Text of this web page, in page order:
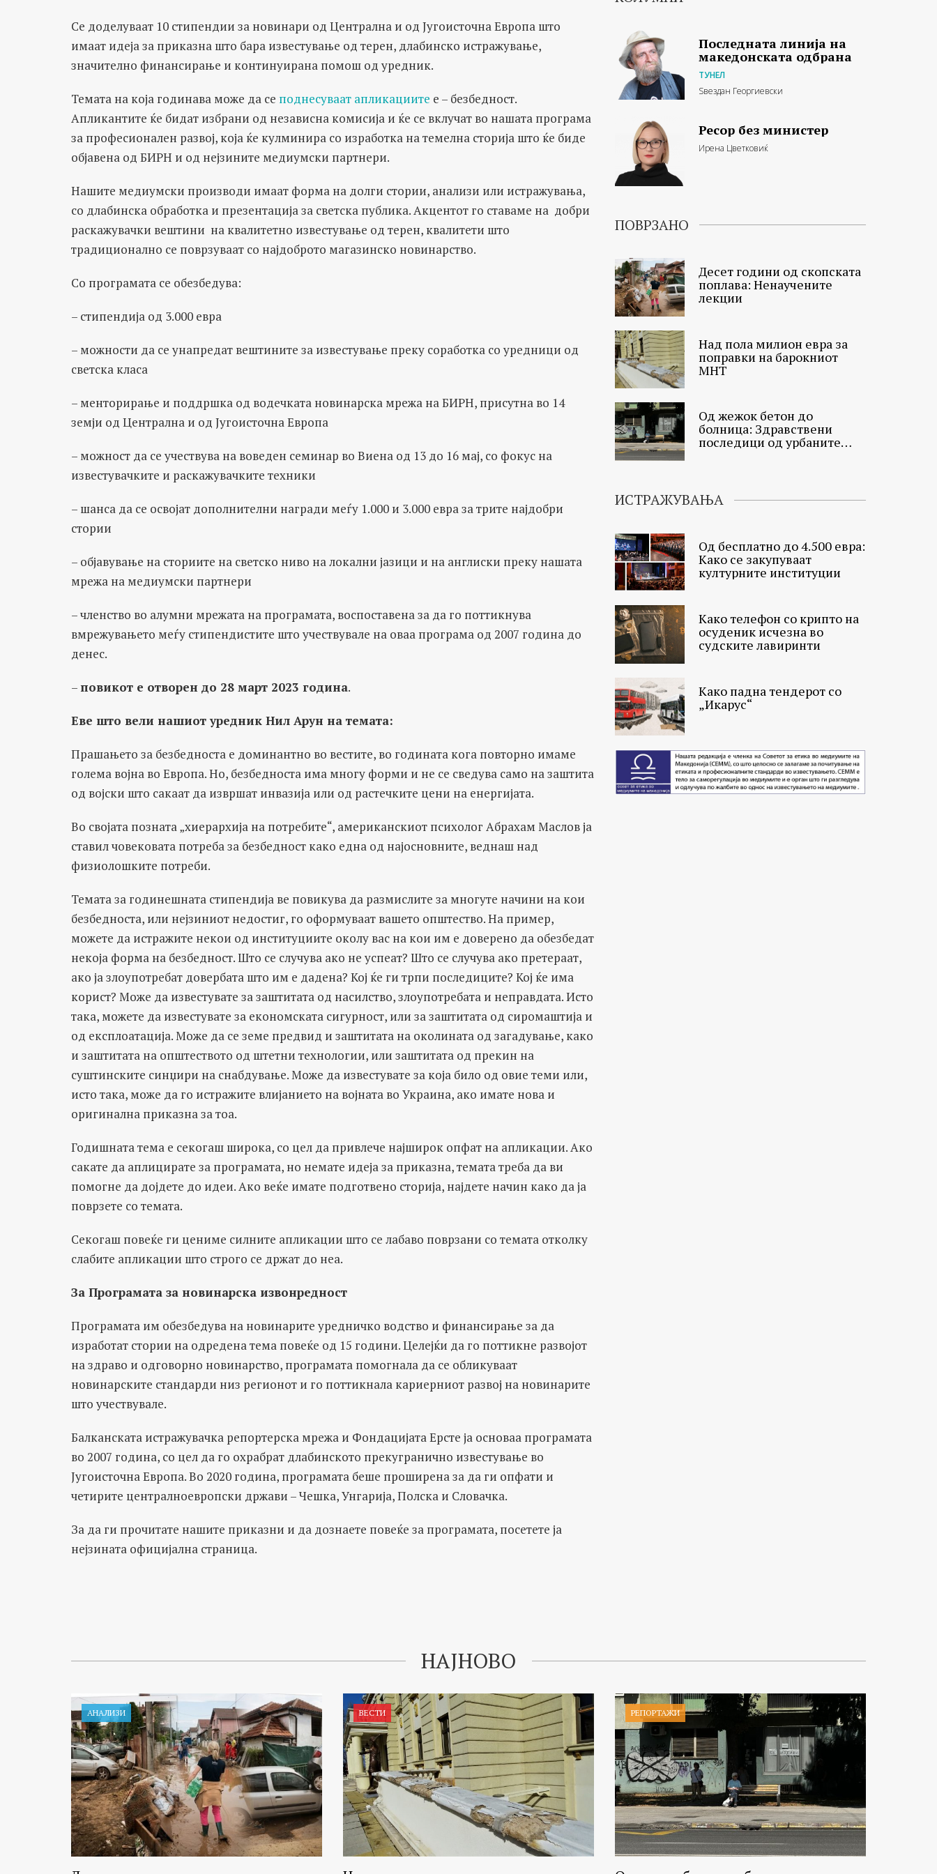
Се доделуваат 10 стипендии за новинари од Централна и од Југоисточна Европа што
имаат идеја за приказна што бара известување од терен, длабинско истражување,
значително финансирање и континуирана помош од уредник.
Темата на која годинава може да се поднесуваат апликациите е – безбедност.
Апликантите ќе бидат избрани од независна комисија и ќе се вклучат во нашата програма
за професионален развој, која ќе кулминира со изработка на темелна сторија што ќе биде
објавена од БИРН и од нејзините медиумски партнери.
Нашите медиумски производи имаат форма на долги стории, анализи или истражувања,
со длабинска обработка и презентација за светска публика. Акцентот го ставаме на добри
раскажувачки вештини на квалитетно известување од терен, квалитети што
традиционално се поврзуваат со најдоброто магазинско новинарство.
Со програмата се обезбедува:
– стипендија од 3.000 евра
– можности да се унапредат вештините за известување преку соработка со уредници од
светска класа
– менторирање и поддршка од водечката новинарска мрежа на БИРН, присутна во 14
земји од Централна и од Југоисточна Европа
– можност да се учествува на воведен семинар во Виена од 13 до 16 мај, со фокус на
известувачките и раскажувачките техники
– шанса да се освојат дополнителни награди меѓу 1.000 и 3.000 евра за трите најдобри
стории
– објавување на сториите на светско ниво на локални јазици и на англиски преку нашата
мрежа на медиумски партнери
– членство во алумни мрежата на програмата, воспоставена за да го поттикнува
вмрежувањето меѓу стипендистите што учествувале на оваа програма од 2007 година до
денес.
– повикот е отворен до 28 март 2023 година.
Еве што вели нашиот уредник Нил Арун на темата:
Прашањето за безбедноста е доминантно во вестите, во годината кога повторно имаме
голема војна во Европа. Но, безбедноста има многу форми и не се сведува само на заштита
од војски што сакаат да извршат инвазија или од растечките цени на енергијата.
Во својата позната „хиерархија на потребите“, американскиот психолог Абрахам Маслов ја
ставил човековата потреба за безбедност како една од најосновните, веднаш над
физиолошките потреби.
Темата за годинешната стипендија ве повикува да размислите за многуте начини на кои
безбедноста, или нејзиниот недостиг, го оформуваат вашето општество. На пример,
можете да истражите некои од институциите околу вас на кои им е доверено да обезбедат
некоја форма на безбедност. Што се случува ако не успеат? Што се случува ако претераат,
ако ја злоупотребат довербата што им е дадена? Кој ќе ги трпи последиците? Кој ќе има
корист? Може да известувате за заштитата од насилство, злоупотребата и неправдата. Исто
така, можете да известувате за економската сигурност, или за заштитата од сиромаштија и
од експлоатација. Може да се земе предвид и заштитата на околината од загадување, како
и заштитата на општеството од штетни технологии, или заштитата од прекин на
суштинските синџири на снабдување. Може да известувате за која било од овие теми или,
исто така, може да го истражите влијанието на војната во Украина, ако имате нова и
оригинална приказна за тоа.
Годишната тема е секогаш широка, со цел да привлече најширок опфат на апликации. Ако
сакате да аплицирате за програмата, но немате идеја за приказна, темата треба да ви
помогне да дојдете до идеи. Ако веќе имате подготвено сторија, најдете начин како да ја
поврзете со темата.
Секогаш повеќе ги цениме силните апликации што се лабаво поврзани со темата отколку
слабите апликации што строго се држат до неа.
За Програмата за новинарска извонредност
Програмата им обезбедува на новинарите уредничко водство и финансирање за да
изработат стории на одредена тема повеќе од 15 години. Целејќи да го поттикне развојот
на здраво и одговорно новинарство, програмата помогнала да се обликуваат
новинарските стандарди низ регионот и го поттикнала кариерниот развој на новинарите
што учествувале.
Балканската истражувачка репортерска мрежа и Фондацијата Ерсте ја основаа програмата
во 2007 година, со цел да го охрабрат длабинското прекугранично известување во
Југоисточна Европа. Во 2020 година, програмата беше проширена за да ги опфати и
четирите централноевропски држави – Чешка, Унгарија, Полска и Словачка.
За да ги прочитате нашите приказни и да дознаете повеќе за програмата, посетете ја
нејзината официјална страница.
Последната линија на
македонската одбрана
ТУНЕЛ
Ѕвездан Георгиевски
Ресор без министер
Ирена Цветковиќ
ПОВРЗАНО
Десет години од скопската
поплава: Ненаучените
лекции
Над пола милион евра за
поправки на барокниот
МНТ
Од жежок бетон до
болница: Здравствени
последици од урбаните
ИСТРАЖУВАЊА
Од бесплатно до 4.500 евра:
Како се закупуваат
културните институции
Како телефон со крипто на
осуденик исчезна во
судските лавиринти
Како падна тендерот со
„Икарус“
НАЈНОВО
АНАЛИЗИ ВЕСТИ РЕПОРТАЖИ